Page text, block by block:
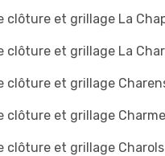
clôture et grillage La
clôture et grillage La
clôture et grillage
clôture et grillage
clôture et grillage Charols